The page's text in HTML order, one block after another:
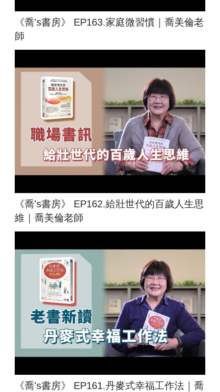
《喬's書房》 EP163.家庭微習慣｜喬美倫老
師
《喬's書房》 EP162.給壯世代的百歲人生思
維｜喬美倫老師
《喬's書房》 EP161.丹麥式幸福工作法｜喬